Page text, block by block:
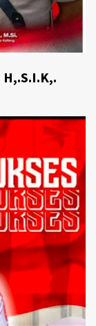
H,.S.I.K,.